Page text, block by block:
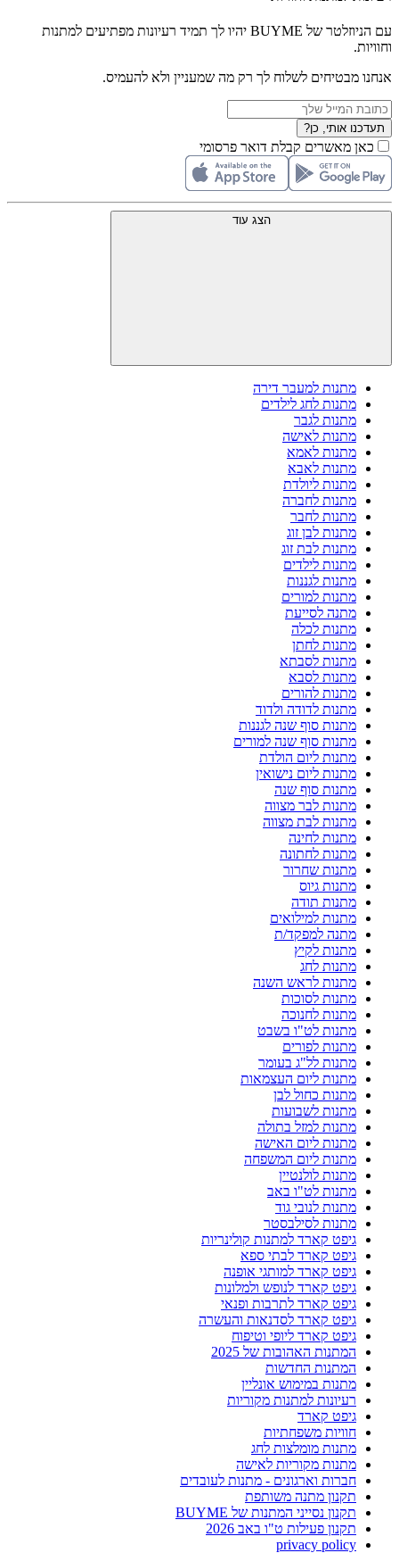
עם הניוזלטר של BUYME יהיו לך תמיד רעיונות מפתיעים למתנות
וחוויות.
אנחנו מבטיחים לשלוח לך רק מה שמעניין ולא להעמיס.
תעדכנו אותי, כן?
כאן מאשרים קבלת דואר פרסומי
הצג עוד
מתנות למעבר דירה
מתנות לחג לילדים
מתנות לגבר
מתנות לאישה
מתנות לאמא
מתנות לאבא
מתנות ליולדת
מתנות לחברה
מתנות לחבר
מתנות לבן זוג
מתנות לבת זוג
מתנות לילדים
מתנות לגננות
מתנות למורים
מתנה לסייעת
מתנות לכלה
מתנות לחתן
מתנות לסבתא
מתנות לסבא
מתנות להורים
מתנות לדודה ולדוד
מתנות סוף שנה לגננות
מתנות סוף שנה למורים
מתנות ליום הולדת
מתנות ליום נישואין
מתנות סוף שנה
מתנות לבר מצווה
מתנות לבת מצווה
מתנות לחינה
מתנות לחתונה
מתנות שחרור
מתנות גיוס
מתנות תודה
מתנות למילואים
מתנה למפקד/ת
מתנות לקיץ
מתנות לחג
מתנות לראש השנה
מתנות לסוכות
מתנות לחנוכה
מתנות לט"ו בשבט
מתנות לפורים
מתנות לל"ג בעומר
מתנות ליום העצמאות
מתנות כחול לבן
מתנות לשבועות
מתנות למזל בתולה
מתנות ליום האישה
מתנות ליום המשפחה
מתנות לולנטיין
מתנות לט"ו באב
מתנות לנובי גוד
מתנות לסילבסטר
גיפט קארד למתנות קולינריות
גיפט קארד לבתי ספא
גיפט קארד למותגי אופנה
גיפט קארד לנופש ולמלונות
גיפט קארד לתרבות ופנאי
גיפט קארד לסדנאות והעשרה
גיפט קארד ליופי וטיפוח
המתנות האהובות של 2025
המתנות החדשות
מתנות במימוש אונליין
רעיונות למתנות מקוריות
גיפט קארד
חוויות משפחתיות
מתנות מומלצות לחג
מתנות מקוריות לאישה
חברות וארגונים - מתנות לעובדים
תקנון מתנה משותפת
תקנון נסייני המתנות של BUYME
תקנון פעילות ט"ו באב 2026
privacy policy